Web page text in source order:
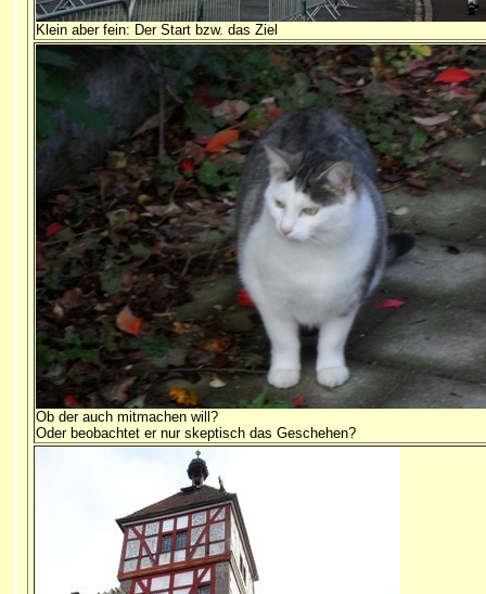
Klein aber fein: Der Start bzw. das Ziel
Ob der auch mitmachen will?
Oder beobachtet er nur skeptisch das Geschehen?